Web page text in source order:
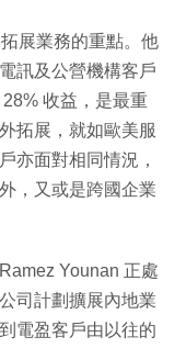
展業務的重點。他
訊及公營機構客戶
收益，是最重
拓展，就如歐美服
亦面對相同情況，
，又或是跨國企業
Younan 正處
司計劃擴展內地業
電盈客戶由以往的